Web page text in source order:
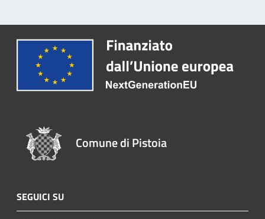
Comune di Pistoia
SEGUICI SU